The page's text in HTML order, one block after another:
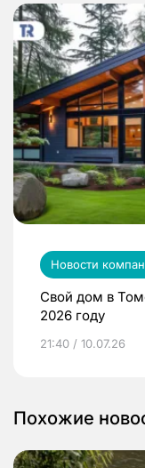
Новости
Свой дом в
2026 году
21:40 / 10.07.26
Похожие